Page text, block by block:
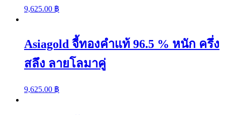
9,625.00 ฿
Asiagold จี้ทองคำแท้ 96.5 % หนัก ครึ่ง
สลึง ลายโลมาคู่
9,625.00 ฿